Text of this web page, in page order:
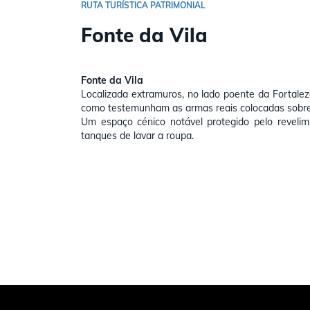
RUTA TURÍSTICA PATRIMONIAL
Fonte da Vila
Fonte da Vila
Localizada extramuros, no lado poente da
como testemunham as armas reais colocadas
Um espaço cénico notável protegido pelo
tanques de lavar a roupa.